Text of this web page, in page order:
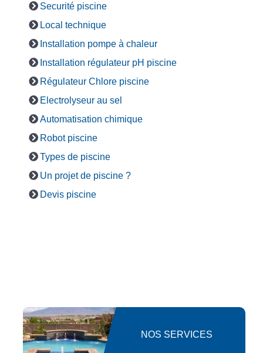
Securité piscine
Local technique
Installation pompe à chaleur
Installation régulateur pH piscine
Régulateur Chlore piscine
Electrolyseur au sel
Automatisation chimique
Robot piscine
Types de piscine
Un projet de piscine ?
Devis piscine
NOS SERVICES